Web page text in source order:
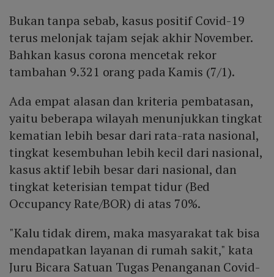
Bukan tanpa sebab, kasus positif Covid-19
terus melonjak tajam sejak akhir November.
Bahkan kasus corona mencetak rekor
tambahan 9.321 orang pada Kamis (7/1).
Ada empat alasan dan kriteria pembatasan,
yaitu beberapa wilayah menunjukkan tingkat
kematian lebih besar dari rata-rata nasional,
tingkat kesembuhan lebih kecil dari nasional,
kasus aktif lebih besar dari nasional, dan
tingkat keterisian tempat tidur (Bed
Occupancy Rate/BOR) di atas 70%.
"Kalu tidak direm, maka masyarakat tak bisa
mendapatkan layanan di rumah sakit," kata
Juru Bicara Satuan Tugas Penanganan Covid-